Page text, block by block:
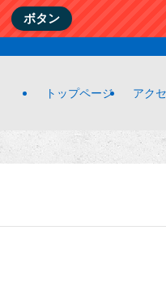
ボタン
トップページ アク